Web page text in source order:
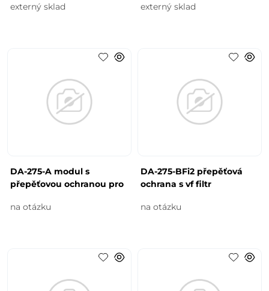
externý sklad externý sklad
DA-275-A modul s
přepěťovou ochranou pro
na otázku
DA-275-BFi2 přepěťová
ochrana s vf filtr
na otázku